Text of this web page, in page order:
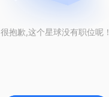
很抱歉,这个星球没有职位呢！